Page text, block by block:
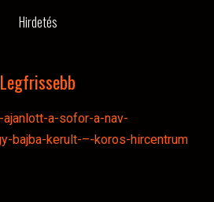
Hirdetés
Legfrissebb